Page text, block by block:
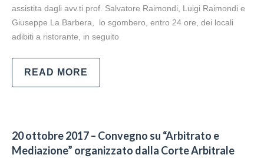
assistita dagli avv.ti prof. Salvatore Raimondi, Luigi Raimondi e
Giuseppe La Barbera, lo sgombero, entro 24 ore, dei locali
adibiti a ristorante, in seguito
READ MORE
20 ottobre 2017 – Convegno su “Arbitrato e
Mediazione” organizzato dalla Corte Arbitrale